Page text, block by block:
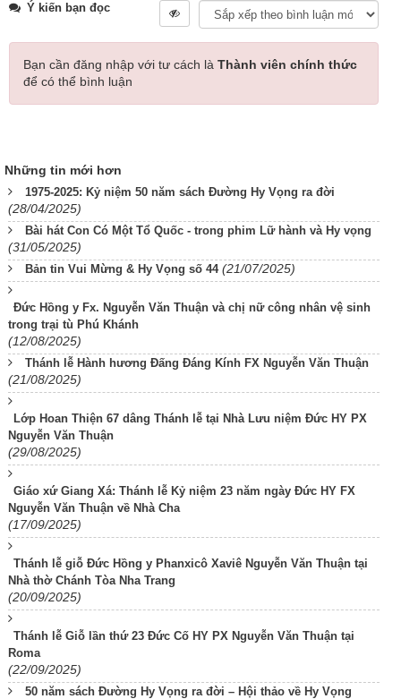
Ý kiến bạn đọc
Bạn cần đăng nhập với tư cách là Thành viên chính thức
để có thể bình luận
Những tin mới hơn
1975-2025: Kỷ niệm 50 năm sách Đường Hy Vọng ra đời
(28/04/2025)
Bài hát Con Có Một Tổ Quốc - trong phim Lữ hành và Hy vọng
(31/05/2025)
Bản tin Vui Mừng & Hy Vọng số 44 (21/07/2025)
Đức Hồng y Fx. Nguyễn Văn Thuận và chị nữ công nhân vệ sinh
trong trại tù Phú Khánh
(12/08/2025)
Thánh lễ Hành hương Đấng Đáng Kính FX Nguyễn Văn Thuận
(21/08/2025)
Lớp Hoan Thiện 67 dâng Thánh lễ tại Nhà Lưu niệm Đức HY PX
Nguyễn Văn Thuận
(29/08/2025)
Giáo xứ Giang Xá: Thánh lễ Kỷ niệm 23 năm ngày Đức HY FX
Nguyễn Văn Thuận về Nhà Cha
(17/09/2025)
Thánh lễ giỗ Đức Hồng y Phanxicô Xaviê Nguyễn Văn Thuận tại
Nhà thờ Chánh Tòa Nha Trang
(20/09/2025)
Thánh lễ Giỗ lần thứ 23 Đức Cố HY PX Nguyễn Văn Thuận tại
Roma
(22/09/2025)
50 năm sách Đường Hy Vọng ra đời – Hội thảo về Hy Vọng